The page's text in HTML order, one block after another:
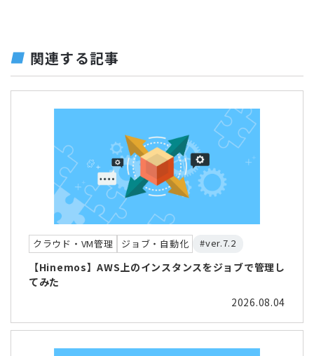
関連する記事
クラウド・VM管理 ジョブ・自動化 #ver.7.2
【Hinemos】AWS上のインスタンスをジョブで管理し
てみた
2026.08.04